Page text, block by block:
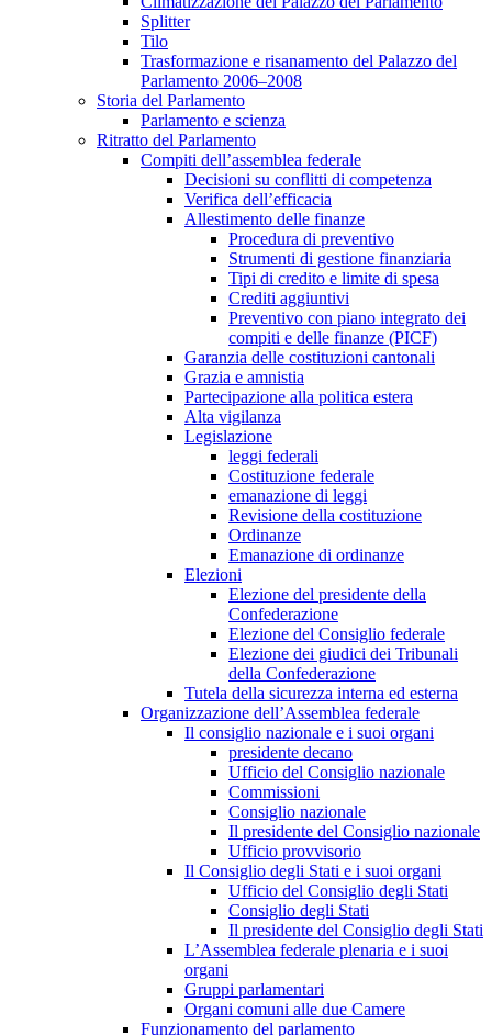
Splitter
Tilo
Trasformazione e risanamento del Palazzo del
Parlamento 2006–2008
Storia del Parlamento
Parlamento e scienza
Ritratto del Parlamento
Compiti dell’assemblea federale
Decisioni su conflitti di competenza
Verifica dell’efficacia
Allestimento delle finanze
Procedura di preventivo
Strumenti di gestione finanziaria
Tipi di credito e limite di spesa
Crediti aggiuntivi
Preventivo con piano integrato dei
compiti e delle finanze (PICF)
Garanzia delle costituzioni cantonali
Grazia e amnistia
Partecipazione alla politica estera
Alta vigilanza
Legislazione
leggi federali
Costituzione federale
emanazione di leggi
Revisione della costituzione
Ordinanze
Emanazione di ordinanze
Elezioni
Elezione del presidente della
Confederazione
Elezione del Consiglio federale
Elezione dei giudici dei Tribunali
della Confederazione
Tutela della sicurezza interna ed esterna
Organizzazione dell’Assemblea federale
Il consiglio nazionale e i suoi organi
presidente decano
Ufficio del Consiglio nazionale
Commissioni
Consiglio nazionale
Il presidente del Consiglio nazionale
Ufficio provvisorio
Il Consiglio degli Stati e i suoi organi
Ufficio del Consiglio degli Stati
Consiglio degli Stati
Il presidente del Consiglio degli Stati
L’Assemblea federale plenaria e i suoi
organi
Gruppi parlamentari
Organi comuni alle due Camere
Funzionamento del parlamento